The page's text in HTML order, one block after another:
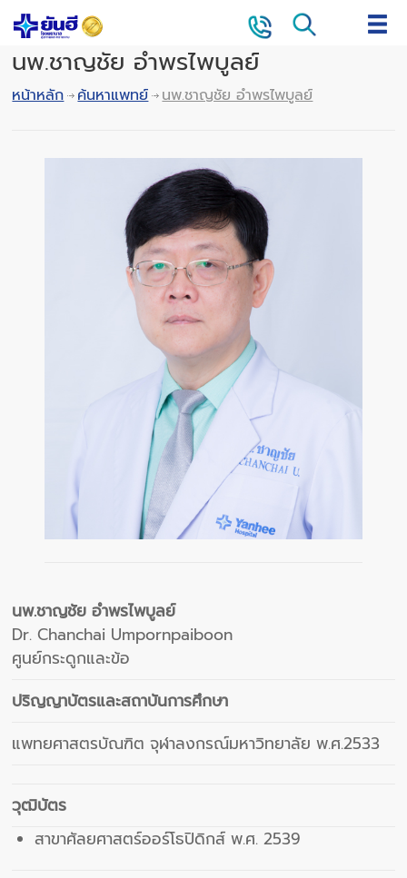
นพ.ชาญชัย อำพรไพบูลย์
หน้าหลัก ค้นหาแพทย์ นพ.ชาญชัย อำพรไพบูลย์
นพ.ชาญชัย อำพรไพบูลย์
Dr. Chanchai Umpornpaiboon
ศูนย์กระดูกและข้อ
ปริญญาบัตรและสถาบันการศึกษา
แพทยศาสตรบัณฑิต จุฬาลงกรณ์มหาวิทยาลัย พ.ศ.2533
วุฒิบัตร
สาขาศัลยศาสตร์ออร์โธปิดิกส์ พ.ศ. 2539